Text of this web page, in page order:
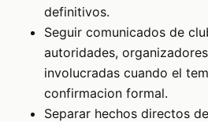
definitivos.
Seguir comunicados de
autoridades,
involucradas cuando el
confirmacion formal.
Separar hechos directos